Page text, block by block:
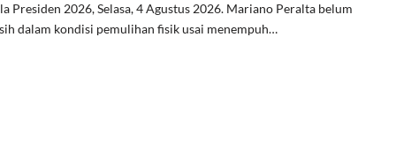
Presiden 2026, Selasa, 4 Agustus 2026. Mariano Peralta belum
dalam kondisi pemulihan fisik usai menempuh…